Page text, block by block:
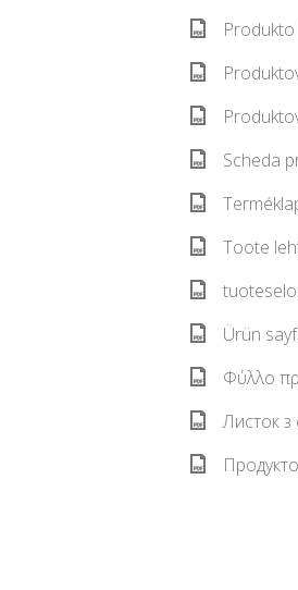
Scheda
Toote
Ürün
Φύλλο
Листок з